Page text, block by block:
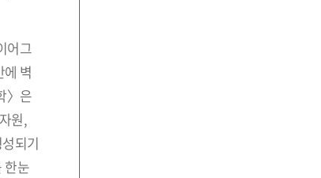
어그
벽
〉은
원,
되기
한눈